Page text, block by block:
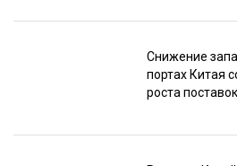
Снижение
портах Китая
роста